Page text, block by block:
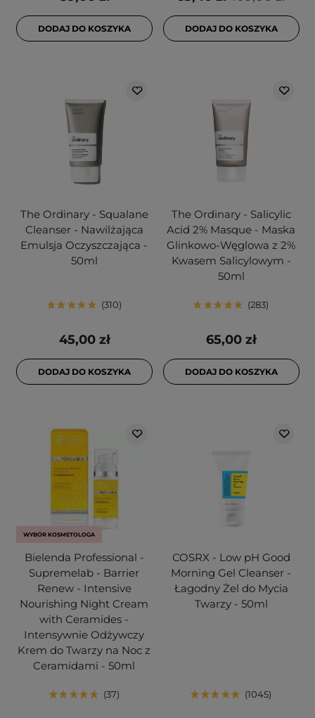
DODAJ DO KOSZYKA DODAJ DO KOSZYKA
The Ordinary - Squalane
Cleanser - Nawilżająca
Emulsja Oczyszczająca -
50ml
310
45,00 zł
DODAJ DO KOSZYKA
The Ordinary - Salicylic
Acid 2% Masque - Maska
Glinkowo-Węglowa z 2%
Kwasem Salicylowym -
50ml
283
65,00 zł
DODAJ DO KOSZYKA
WYBÓR KOSMETOLOGA
Bielenda Professional -
Supremelab - Barrier
Renew - Intensive
Nourishing Night Cream
with Ceramides -
Intensywnie Odżywczy
Krem do Twarzy na Noc z
Ceramidami - 50ml
37
COSRX - Low pH Good
Morning Gel Cleanser -
Łagodny Żel do Mycia
Twarzy - 50ml
1045